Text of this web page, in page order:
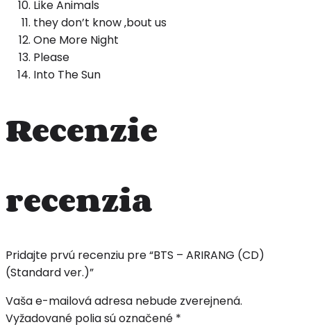
Like Animals
they don’t know ‚bout us
One More Night
Please
Into The Sun
Recenzie
recenzia
Pridajte prvú recenziu pre “BTS – ARIRANG (CD)
(Standard ver.)”
Vaša e-mailová adresa nebude zverejnená.
Vyžadované polia sú označené *